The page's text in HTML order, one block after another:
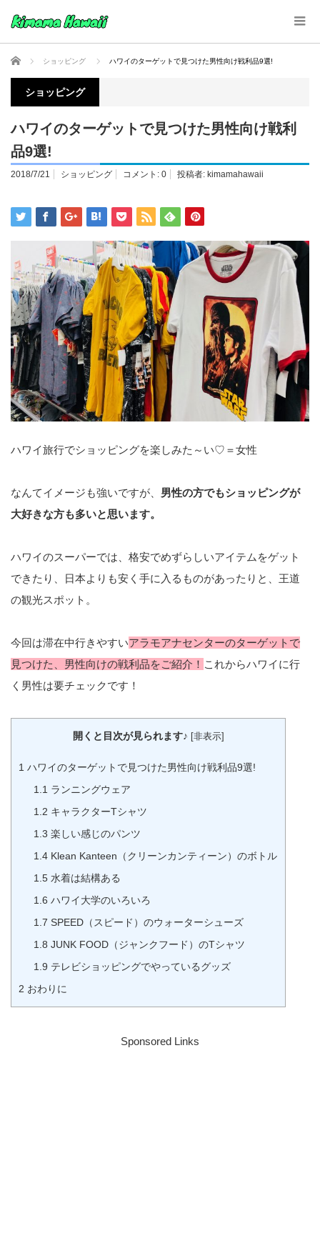
ホーム ショッピング ハワイのターゲットで見つけた男性向け戦利品9選!
ショッピング
ハワイのターゲットで見つけた男性向け戦利
品9選!
2018/7/21 ショッピング コメント: 0 投稿者: kimamahawaii
ハワイ旅行でショッピングを楽しみた～い♡＝女性
なんてイメージも強いですが、 男性の方でもショッピングが
大好きな方も多いと思います。
ハワイのスーパーでは、格安でめずらしいアイテムをゲット
できたり、日本よりも安く手に入るものがあったりと、王道
の観光スポット。
今回は滞在中行きやすいアラモアナセンターのターゲットで
見つけた、男性向けの戦利品をご紹介！ これからハワイに行
く男性は要チェックです！
開くと目次が見られます♪ [非表示]
1 ハワイのターゲットで見つけた男性向け戦利品9選!
1.1 ランニングウェア
1.2 キャラクターTシャツ
1.3 楽しい感じのパンツ
1.4 Klean Kanteen（クリーンカンティーン）のボトル
1.5 水着は結構ある
1.6 ハワイ大学のいろいろ
1.7 SPEED（スピード）のウォーターシューズ
1.8 JUNK FOOD（ジャンクフード）のTシャツ
1.9 テレビショッピングでやっているグッズ
2 おわりに
Sponsored Links